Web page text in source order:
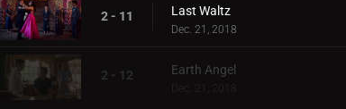
2 - 11 Last Waltz
Dec. 21, 2018
2 - 12 Earth Angel
Dec. 21, 2018